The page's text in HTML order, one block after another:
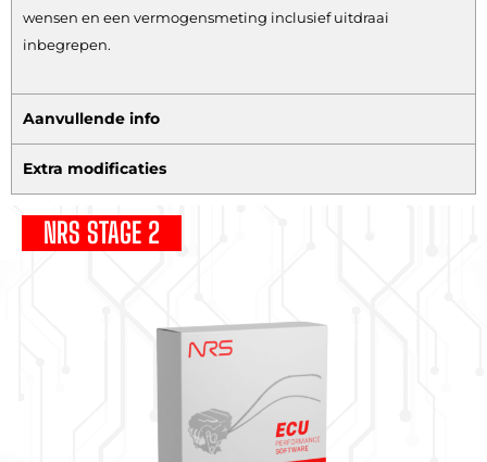
wensen en een vermogensmeting inclusief uitdraai
inbegrepen.
Aanvullende info
Extra modificaties
NRS STAGE 2